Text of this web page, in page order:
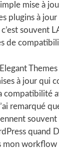
mise à
plugins à jour
souvent
de
à jour qui
compatibilité
remarqué
souvent
quand
mon workflow